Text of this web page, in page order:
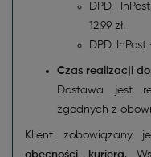
DPD,
12,99 zł.
DPD,
Czas realizacji
Dostawa jest
zgodnych z
Klient zobowiązany
obecności kuriera.